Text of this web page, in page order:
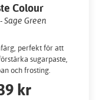
Colour
Sage Green
perfekt för att
sugarpaste,
och frosting.
kr